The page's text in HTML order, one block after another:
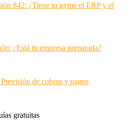
842: ¿Tiene tu pyme el ERP y el
¿Está tu empresa preparada?
de cobros y pagos
gratuitas